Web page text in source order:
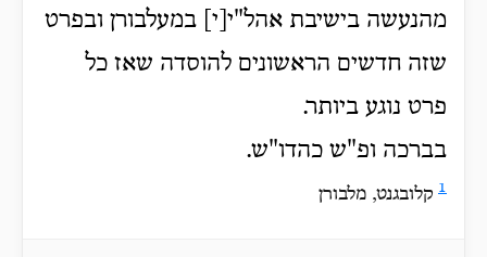
מהנעשה בישיבת אהל"י[י] במעלבורן ובפרט
שזה חדשים הראשונים להוסדה שאז כל
פרט נוגע ביותר.
בברכה ופ"ש כהדו"ש.
1 קלובגנט, מלבורן